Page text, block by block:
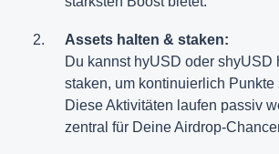
Assets halten & staken:
Du kannst hyUSD oder shyUSD
staken, um kontinuierlich Punkte
Diese Aktivitäten laufen passiv
zentral für Deine Airdrop-